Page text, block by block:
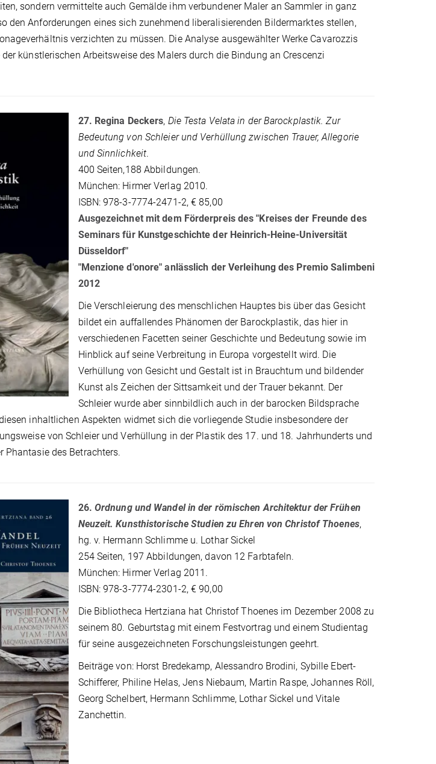
sondern vermittelte auch Gemälde ihm verbundener Maler an Sammler in ganz
den Anforderungen eines sich zunehmend liberalisierenden Bildermarktes stellen,
verzichten zu müssen. Die Analyse ausgewählter Werke Cavarozzis
künstlerischen Arbeitsweise des Malers durch die Bindung an Crescenzi
27. Regina Deckers, Die Testa Velata in der Barockplastik. Zur
Bedeutung von Schleier und Verhüllung zwischen Trauer, Allegorie
und Sinnlichkeit.
400 Seiten,188 Abbildungen.
München: Hirmer Verlag 2010.
ISBN: 978-3-7774-2471-2, € 85,00
Ausgezeichnet mit dem Förderpreis des "Kreises der Freunde des
Seminars für Kunstgeschichte der Heinrich-Heine-Universität
Düsseldorf"
"Menzione d'onore" anlässlich der Verleihung des Premio Salimbeni
2012
Die Verschleierung des menschlichen Hauptes bis über das Gesicht
bildet ein auffallendes Phänomen der Barockplastik, das hier in
verschiedenen Facetten seiner Geschichte und Bedeutung sowie im
Hinblick auf seine Verbreitung in Europa vorgestellt wird. Die
Verhüllung von Gesicht und Gestalt ist in Brauchtum und bildender
Kunst als Zeichen der Sittsamkeit und der Trauer bekannt. Der
Schleier wurde aber sinnbildlich auch in der barocken Bildsprache
inhaltlichen Aspekten widmet sich die vorliegende Studie insbesondere der
von Schleier und Verhüllung in der Plastik des 17. und 18. Jahrhunderts und
Phantasie des Betrachters.
26. Ordnung und Wandel in der römischen Architektur der Frühen
Neuzeit. Kunsthistorische Studien zu Ehren von Christof Thoenes,
hg. v. Hermann Schlimme u. Lothar Sickel
254 Seiten, 197 Abbildungen, davon 12 Farbtafeln.
München: Hirmer Verlag 2011.
ISBN: 978-3-7774-2301-2, € 90,00
Die Bibliotheca Hertziana hat Christof Thoenes im Dezember 2008 zu
seinem 80. Geburtstag mit einem Festvortrag und einem Studientag
für seine ausgezeichneten Forschungsleistungen geehrt.
Beiträge von: Horst Bredekamp, Alessandro Brodini, Sybille Ebert-
Schifferer, Philine Helas, Jens Niebaum, Martin Raspe, Johannes Röll,
Georg Schelbert, Hermann Schlimme, Lothar Sickel und Vitale
Zanchettin.